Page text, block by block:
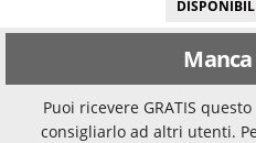
Puoi ricevere GRATIS
consigliarlo ad altri utenti.